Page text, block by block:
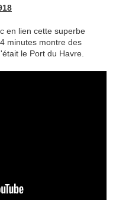
en lien cette superbe
minutes montre des
le Port du Havre.